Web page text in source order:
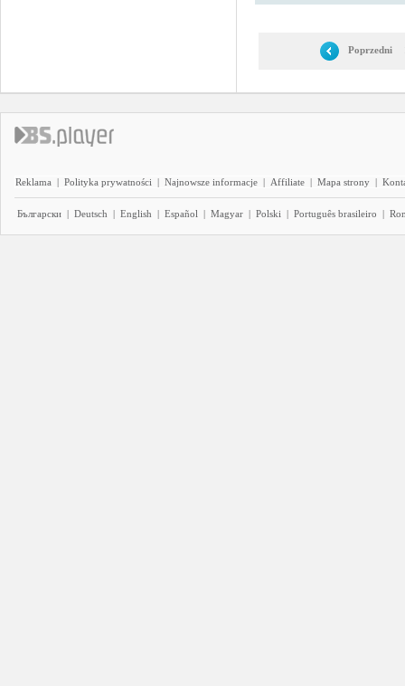
Poprzedni
Reklama | Polityka prywatności | Najnowsze informacje | Affiliate | Mapa strony |
Български | Deutsch | English | Español | Magyar | Polski | Português brasileiro |